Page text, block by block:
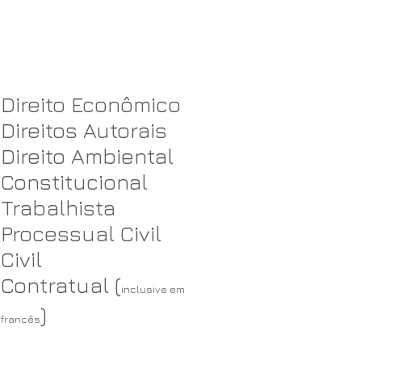
Direito Econômico
Direitos Autorais
Direito Ambiental
Constitucional
Trabalhista
Processual Civil
Civil
Contratual (inclusive em
francês)